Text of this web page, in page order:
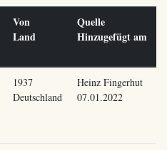
Von
Land
Quelle
Hinzugefügt am
1937
Deutschland
Heinz Fingerhut
07.01.2022